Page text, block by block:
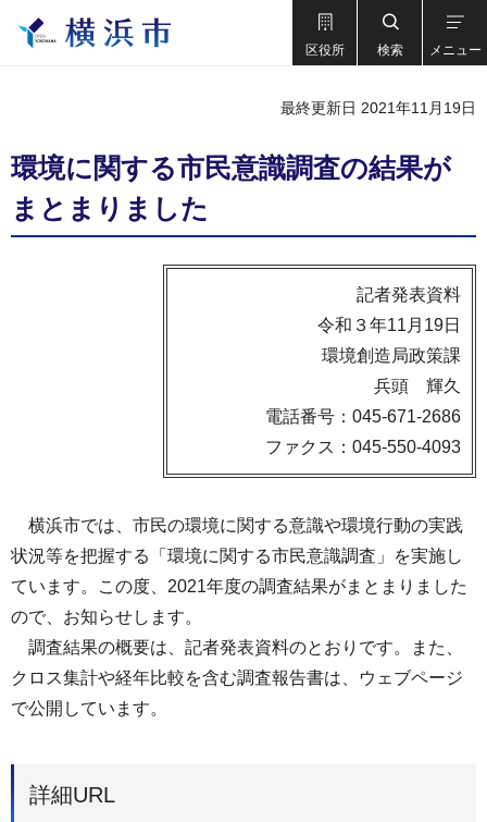
区役所 検索 メニュー
最終更新日 2021年11月19日
環境に関する市民意識調査の結果が
まとまりました
記者発表資料
令和３年11月19日
環境創造局政策課
兵頭 輝久
電話番号：045-671-2686
ファクス：045-550-4093
横浜市では、市民の環境に関する意識や環境行動の実践
状況等を把握する「環境に関する市民意識調査」を実施し
ています。この度、2021年度の調査結果がまとまりました
ので、お知らせします。
調査結果の概要は、記者発表資料のとおりです。また、
クロス集計や経年比較を含む調査報告書は、ウェブページ
で公開しています。
詳細URL